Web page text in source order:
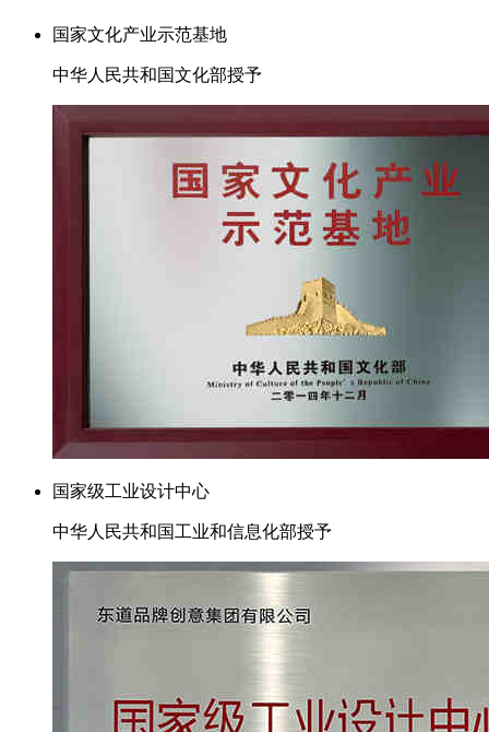
国家文化产业示范基地
中华人民共和国文化部授予
国家级工业设计中心
中华人民共和国工业和信息化部授予